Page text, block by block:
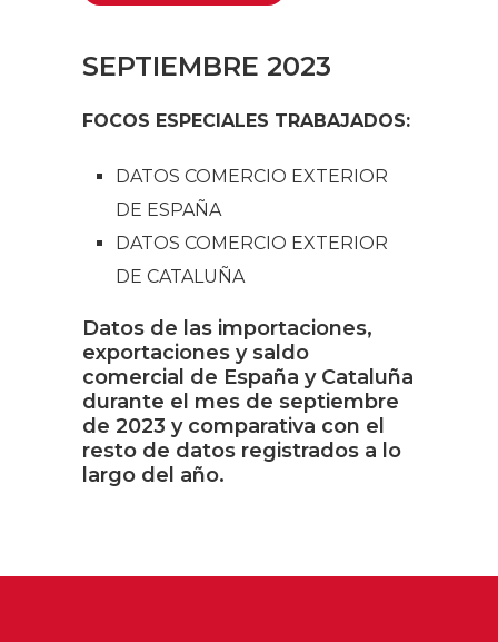
SEPTIEMBRE 2023
FOCOS ESPECIALES TRABAJADOS:
DATOS COMERCIO EXTERIOR
DE ESPAÑA
DATOS COMERCIO EXTERIOR
DE CATALUÑA
Datos de las importaciones,
exportaciones y saldo
comercial de España y Cataluña
durante el mes de septiembre
de 2023 y comparativa con el
resto de datos registrados a lo
largo del año.